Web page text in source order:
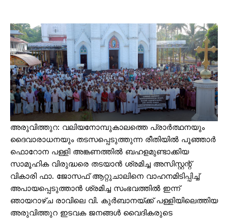
അരുവിത്തുറ: വലിയനോമ്പുകാലത്തെ പ്രാർത്ഥനയും
ദൈവാരാധനയും തടസപ്പെടുത്തുന്ന രീതിയിൽ പൂഞ്ഞാർ
ഫൊറോന പള്ളി അങ്കണത്തിൽ ബഹളമുണ്ടാക്കിയ
സാമൂഹിക വിരുദ്ധരെ തടയാൻ ശ്രമിച്ച അസിസ്റ്റന്റ്
വികാരി ഫാ. ജോസഫ് ആറ്റുചാലിനെ വാഹനമിടിപ്പിച്ച്
അപായപ്പെടുത്താൻ ശ്രമിച്ച സംഭവത്തിൽ ഇന്ന്
ഞായറാഴ്ച രാവിലെ വി. കുർബാനയ്ക്ക് പള്ളിയിലെത്തിയ
അരുവിത്തുറ ഇടവക ജനങ്ങൾ വൈദികരുടെ